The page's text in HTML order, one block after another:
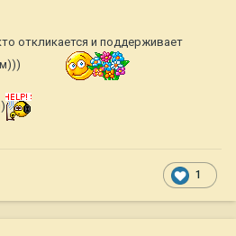
откликается и поддерживает
1